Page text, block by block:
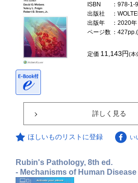
ISBN
：978-
出版社
：
出版年
：2020年
ページ数 ：
定価 11,143円(本
詳しく見る
ほしいものリストに登録 い
Rubin's Pathology, 8th ed.
- Mechanisms of Human Disease